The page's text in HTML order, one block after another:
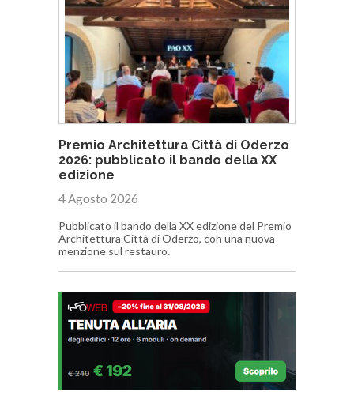
Premio Architettura Città di Oderzo
2026: pubblicato il bando della XX
edizione
4 Agosto 2026
Pubblicato il bando della XX edizione del Premio
Architettura Città di Oderzo, con una nuova
menzione sul restauro.